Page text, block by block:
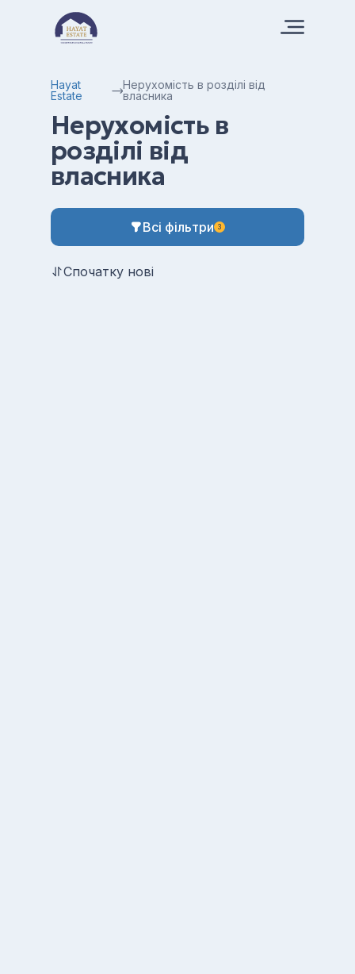
Hayat
Estate
Нерухомість в розділі від
власника
Нерухомість в
розділі від
власника
Всі фільтри 3
Спочатку нові